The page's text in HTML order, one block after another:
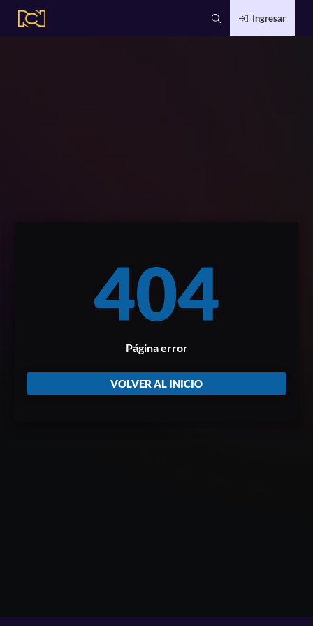
Ingresar
404
Página error
VOLVER AL INICIO